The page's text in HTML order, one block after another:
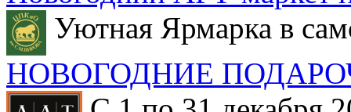
Уютная Ярмарка в
НОВОГОДНИЕ